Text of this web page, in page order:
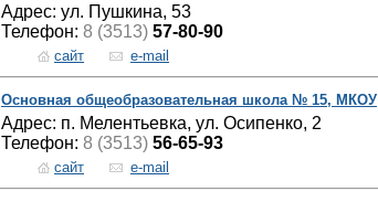
Адрес: ул. Пушкина, 53
Телефон: 8 (3513) 57-80-90
сайт e-mail
Основная общеобразовательная школа № 15, МКОУ
Адрес: п. Мелентьевка, ул. Осипенко, 2
Телефон: 8 (3513) 56-65-93
сайт e-mail